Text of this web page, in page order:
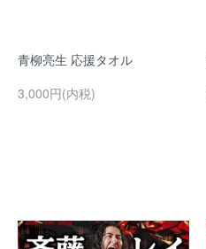
青柳亮生 応援タオル
3,000円(内税)